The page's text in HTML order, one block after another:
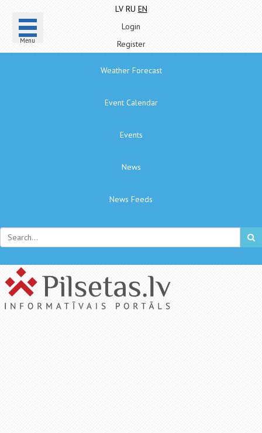
Menu
LV RU EN
Login
Register
Weather Forecast
Event Calendar
Events
News
News Feeds